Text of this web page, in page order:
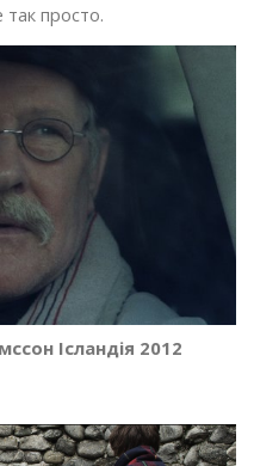
так просто.
Ісландія 2012